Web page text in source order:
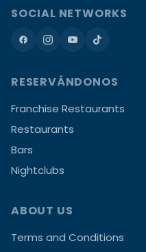
SOCIAL NETWORKS
RESERVÁNDONOS
Franchise Restaurants
Restaurants
Bars
Nightclubs
ABOUT US
Terms and Conditions